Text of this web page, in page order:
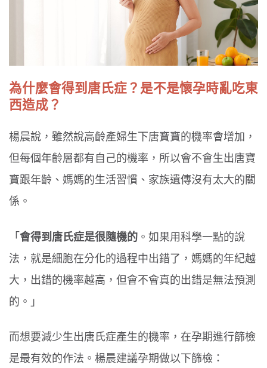
為什麼會得到唐氏症？是不是懷孕時亂吃東
西造成？
楊晨說，雖然說高齡產婦生下唐寶寶的機率會增加，
但每個年齡層都有自己的機率，所以會不會生出唐寶
寶跟年齡、媽媽的生活習慣、家族遺傳沒有太大的關
係。
「 會得到唐氏症是很隨機的 。如果用科學一點的說
法，就是細胞在分化的過程中出錯了，媽媽的年紀越
大，出錯的機率越高，但會不會真的出錯是無法預測
的。」
而想要減少生出唐氏症產生的機率，在孕期進行篩檢
是最有效的作法。楊晨建議孕期做以下篩檢：